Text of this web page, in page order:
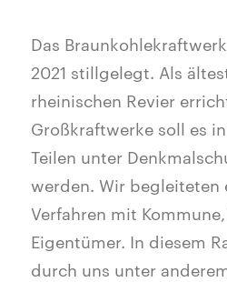
Das
2021 stillgelegt. Als
rheinischen Revier
Großkraftwerke soll es
Teilen unter
werden. Wir begleiteten
Verfahren mit
Eigentümer. In diesem
durch uns unter